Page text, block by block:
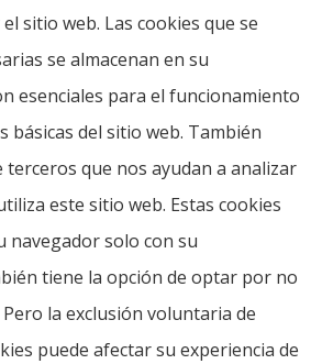
sitio web. Las cookies que se
se almacenan en su
esenciales para el funcionamiento
básicas del sitio web. También
terceros que nos ayudan a analizar
este sitio web. Estas cookies
navegador solo con su
tiene la opción de optar por no
la exclusión voluntaria de
puede afectar su experiencia de